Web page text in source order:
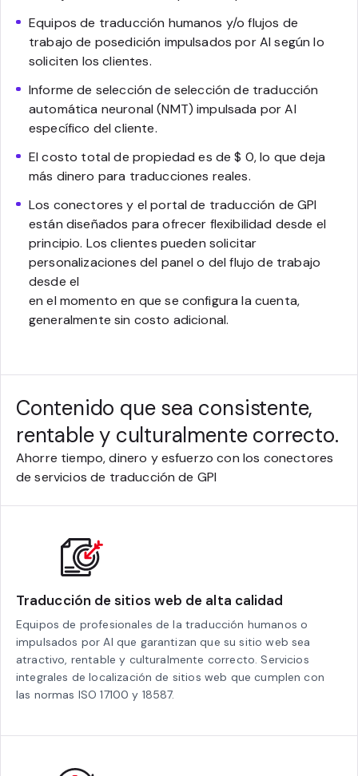
Equipos de traducción humanos y/o flujos de
trabajo de posedición impulsados por AI según lo
soliciten los clientes.
Informe de selección de selección de traducción
automática neuronal (NMT) impulsada por AI
específico del cliente.
El costo total de propiedad es de $ 0, lo que deja
más dinero para traducciones reales.
Los conectores y el portal de traducción de GPI
están diseñados para ofrecer flexibilidad desde el
principio. Los clientes pueden solicitar
personalizaciones del panel o del flujo de trabajo
desde el
en el momento en que se configura la cuenta,
generalmente sin costo adicional.
Contenido que sea consistente,
rentable y culturalmente correcto.
Ahorre tiempo, dinero y esfuerzo con los conectores
de servicios de traducción de GPI
Traducción de sitios web de alta calidad
Equipos de profesionales de la traducción humanos o
impulsados por AI que garantizan que su sitio web sea
atractivo, rentable y culturalmente correcto. Servicios
integrales de localización de sitios web que cumplen con
las normas ISO 17100 y 18587.